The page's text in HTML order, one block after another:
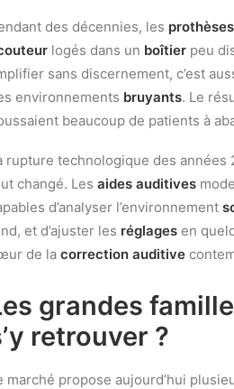
des décennies, les
logés dans un boîtier peu
sans discernement, c’est
environnements bruyants. Le
beaucoup de patients à
rupture technologique des années
changé. Les aides auditives
d’analyser l’environnement
et d’ajuster les réglages en
de la correction auditive
grandes
retrouver ?
marché propose aujourd’hui